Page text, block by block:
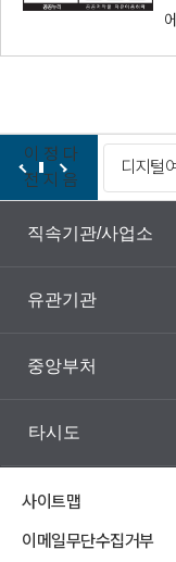
이
전
정
지
다
음
디지털
직속기관/사업소
유관기관
중앙부처
타시도
사이트맵
이메일무단수집거부